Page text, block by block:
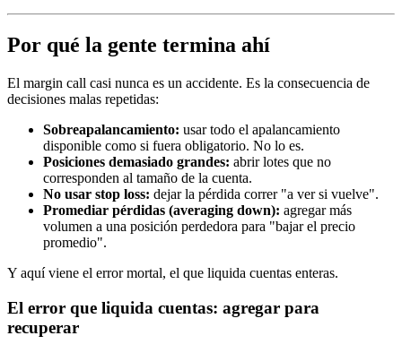
Por qué la gente termina ahí
El margin call casi nunca es un accidente. Es la consecuencia de
decisiones malas repetidas:
Sobreapalancamiento: usar todo el apalancamiento
disponible como si fuera obligatorio. No lo es.
Posiciones demasiado grandes: abrir lotes que no
corresponden al tamaño de la cuenta.
No usar stop loss: dejar la pérdida correr "a ver si vuelve".
Promediar pérdidas (averaging down): agregar más
volumen a una posición perdedora para "bajar el precio
promedio".
Y aquí viene el error mortal, el que liquida cuentas enteras.
El error que liquida cuentas: agregar para
recuperar